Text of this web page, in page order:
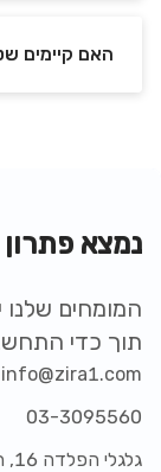
האם קיימים
נמצא פתרון
המומחים
תוך כדי
info@zira1.com
03-3095560
גלגלי הפלדה 16, הרצליה פיתוח, מבני תל-עד